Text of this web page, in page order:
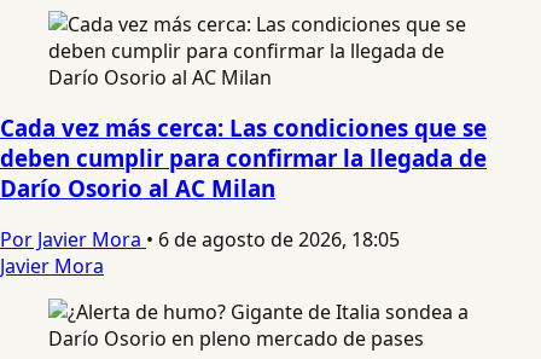
Cada vez más cerca: Las condiciones que se
deben cumplir para confirmar la llegada de
Darío Osorio al AC Milan
Por Javier Mora • 6 de agosto de 2026, 18:05
Javier Mora